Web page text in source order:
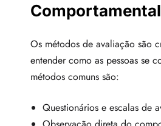
Comportamental
Os métodos de avaliação são
entender como as pessoas se
métodos comuns são:
Questionários e escalas de